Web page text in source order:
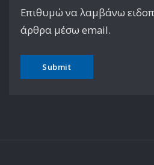
Επιθυμώ να λαμβάνω
άρθρα μέσω email.